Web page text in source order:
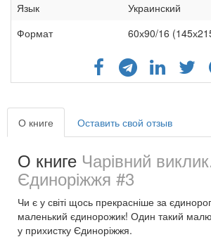
Язык
Украинский
Формат
60х90/16
О книге Оставить свой отзыв
О книге Чарівний
Єдиноріжжя #3
Чи є у світі щось прекрасніше за
маленький єдинорожик! Один такий
у прихистку Єдиноріжжя.